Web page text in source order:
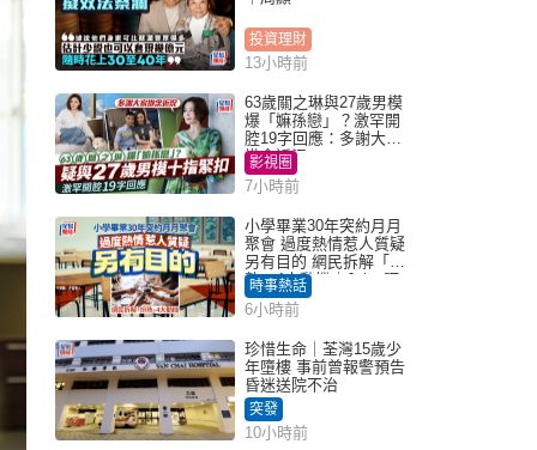
投資理財
13小時前
63歲關之琳與27歲男模
爆「嫲孫戀」？激罕開
腔19字回應：多謝大家
掛念近況
影視圈
7小時前
小學畢業30年突約月月
聚會 過度熱情惹人質疑
另有目的 網民拆解「扮
熟」4大動機｜Juicy叮
時事熱話
6小時前
珍惜生命｜荃灣15歲少
年墮樓 事前曾報警預告
昏迷送院不治
突發
10小時前